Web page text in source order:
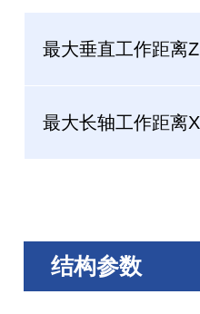
最大垂直工作距离
最大长轴工作距离
结构参数